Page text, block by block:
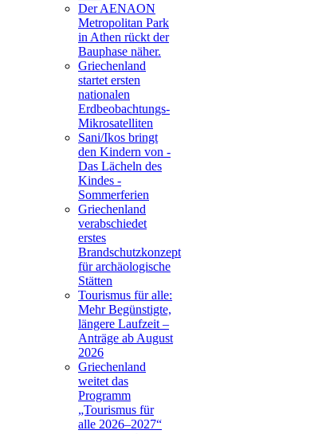
Der AENAON
Metropolitan Park
in Athen rückt der
Bauphase näher.
Griechenland
startet ersten
nationalen
Erdbeobachtungs-
Mikrosatelliten
Sani/Ikos bringt
den Kindern von -
Das Lächeln des
Kindes -
Sommerferien
Griechenland
verabschiedet
erstes
Brandschutzkonzept
für archäologische
Stätten
Tourismus für alle:
Mehr Begünstigte,
längere Laufzeit –
Anträge ab August
2026
Griechenland
weitet das
Programm
„Tourismus für
alle 2026–2027“